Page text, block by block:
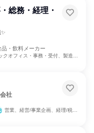
総務・経理・
・飲料メーカー
フィス・事務・受付、製造・生産工程、経理/税務/財務、人事、総務、IT
社
営業、経営/事業企画、経理/税務/財務、人事、総務、法務/知財、広報/IR